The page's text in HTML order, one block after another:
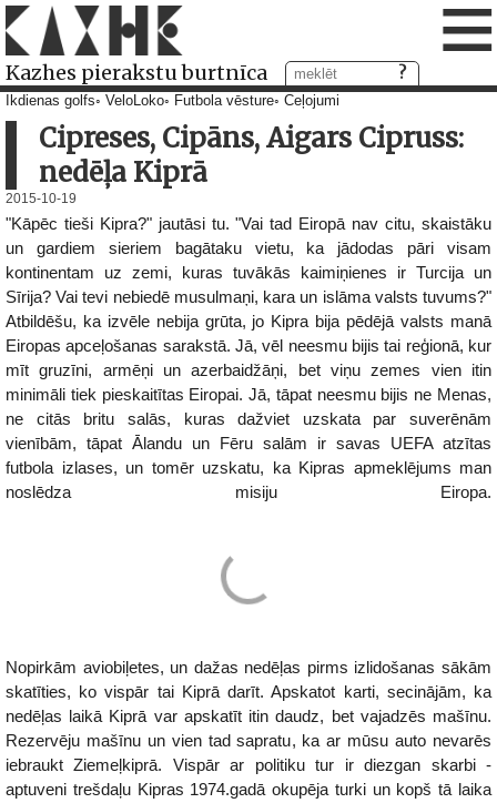
Kazhes pierakstu burtnīca ≡
Ikdienas golfs VeloLoko Futbola vēsture Ceļojumi
Cipreses, Cipāns, Aigars Cipruss:
nedēļa Kiprā
2015-10-19
"Kāpēc tieši Kipra?" jautāsi tu. "Vai tad Eiropā nav citu, skaistāku
un gardiem sieriem bagātaku vietu, ka jādodas pāri visam
kontinentam uz zemi, kuras tuvākās kaimiņienes ir Turcija un
Sīrija? Vai tevi nebiedē musulmaņi, kara un islāma valsts tuvums?"
Atbildēšu, ka izvēle nebija grūta, jo Kipra bija pēdējā valsts manā
Eiropas apceļošanas sarakstā. Jā, vēl neesmu bijis tai reģionā, kur
mīt gruzīni, armēņi un azerbaidžāņi, bet viņu zemes vien itin
minimāli tiek pieskaitītas Eiropai. Jā, tāpat neesmu bijis ne Menas,
ne citās britu salās, kuras dažviet uzskata par suverēnām
vienībām, tāpat Ālandu un Fēru salām ir savas UEFA atzītas
futbola izlases, un tomēr uzskatu, ka Kipras apmeklējums man
noslēdza misiju Eiropa.
Nopirkām aviobiļetes, un dažas nedēļas pirms izlidošanas sākām
skatīties, ko vispār tai Kiprā darīt. Apskatot karti, secinājām, ka
nedēļas laikā Kiprā var apskatīt itin daudz, bet vajadzēs mašīnu.
Rezervēju mašīnu un vien tad sapratu, ka ar mūsu auto nevarēs
iebraukt Ziemeļkiprā. Vispār ar politiku tur ir diezgan skarbi -
aptuveni trešdaļu Kipras 1974.gadā okupēja turki un kopš tā laika